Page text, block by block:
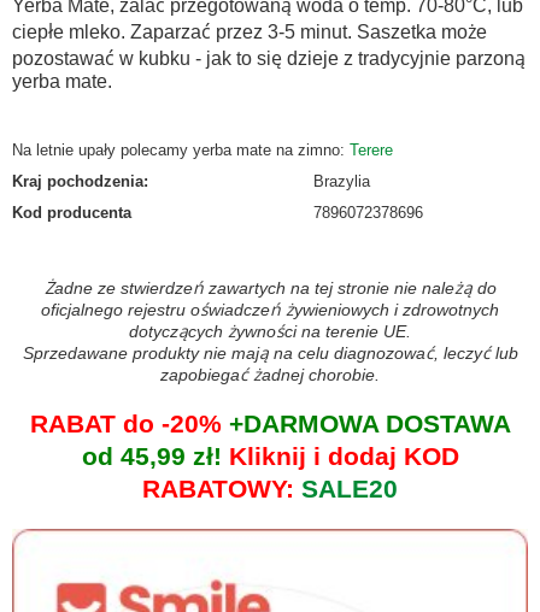
Yerba Mate, zalać przegotowaną woda o temp. 70-80°C, lub
ciepłe mleko. Zaparzać przez 3-5 minut. Saszetka może
pozostawać w kubku - jak to się dzieje z tradycyjnie parzoną
yerba mate.
Na letnie upały polecamy yerba mate na zimno: Terere
Kraj pochodzenia:
Brazylia
Kod producenta
7896072378696
Żadne ze stwierdzeń zawartych na tej stronie nie należą do
oficjalnego rejestru oświadczeń żywieniowych i zdrowotnych
dotyczących żywności na terenie UE.
Sprzedawane produkty nie mają na celu diagnozować, leczyć lub
zapobiegać żadnej chorobie.
RABAT do -20%+DARMOWA DOSTAWA
od 45,99 zł! Kliknij i dodaj KOD
RABATOWY: SALE20